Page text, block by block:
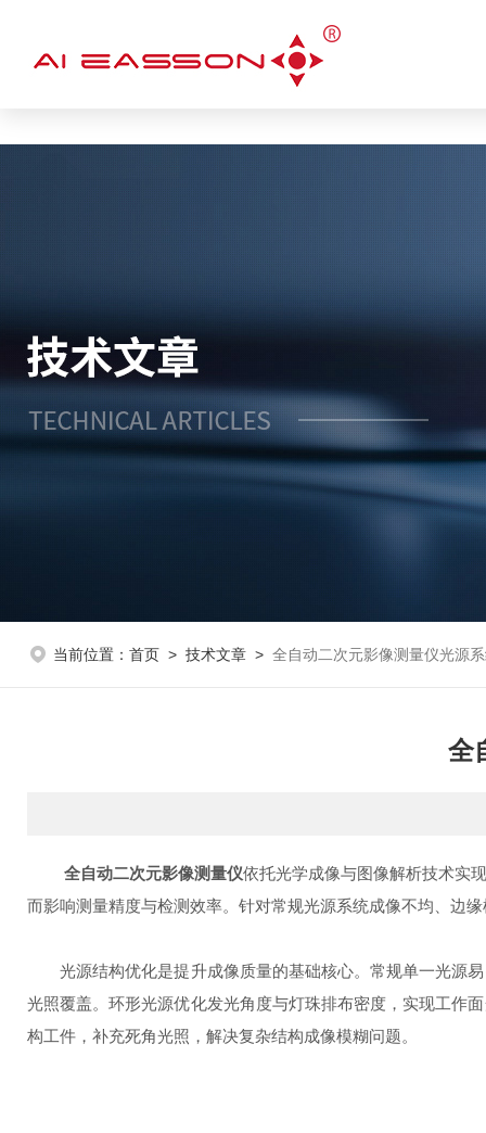
当前位置： 首页 > 技术文章 > 全自动二次元影像测量仪光源
全
全自动二次元影像测量仪依托光学成像与图像解析技术实
而影响测量精度与检测效率。针对常规光源系统成像不均、边
光源结构优化是提升成像质量的基础核心。常规单一光源易
光照覆盖。环形光源优化发光角度与灯珠排布密度，实现工作
构工件，补充死角光照，解决复杂结构成像模糊问题。